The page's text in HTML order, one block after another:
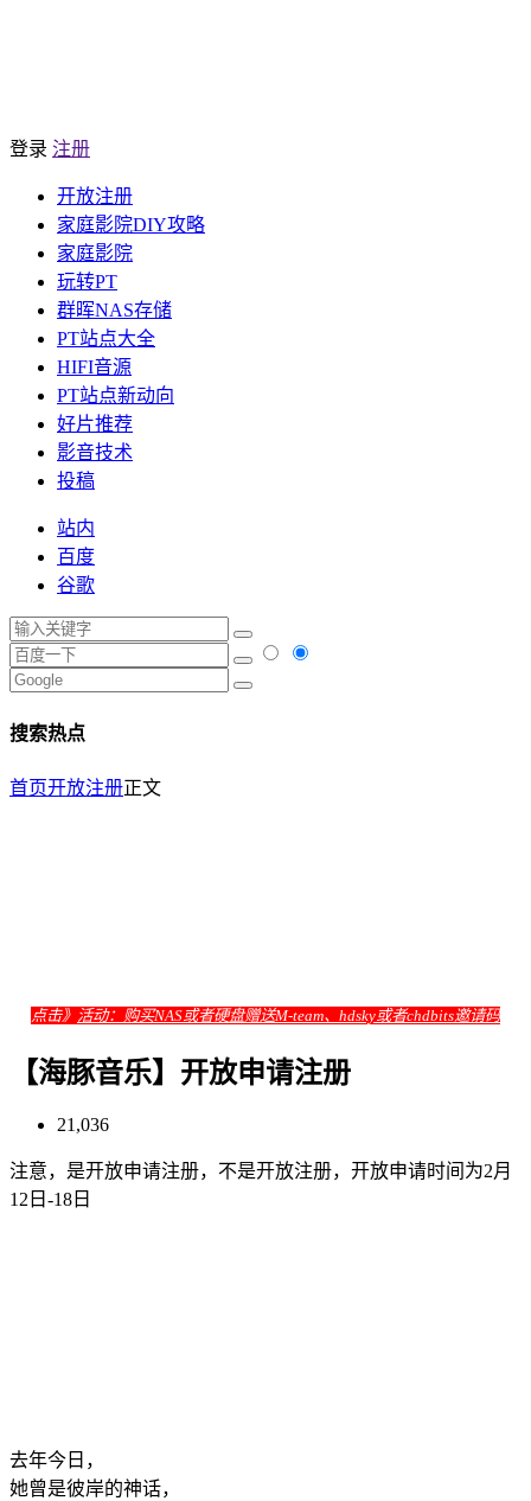
登录 注册
开放注册
家庭影院DIY攻略
家庭影院
玩转PT
群晖NAS存储
PT站点大全
HIFI音源
PT站点新动向
好片推荐
影音技术
投稿
站内
百度
谷歌
搜索热点
首页开放注册正文
点击》 活动：购买NAS或者硬盘赠送M-team、hdsky或者chdbits邀请码
【海豚音乐】开放申请注册
21,036
注意，是开放申请注册，不是开放注册，开放申请时间为2月
12日-18日
去年今日，
她曾是彼岸的神话，